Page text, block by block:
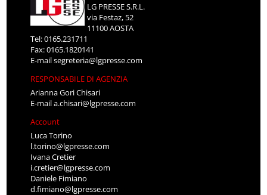
LG PRESSE S.R.L.
via Festaz, 52
11100 AOSTA
Tel: 0165.231711
Fax: 0165.1820141
E-mailsegreteria@lgpresse.com
RESPONSABILE DI AGENZIA
Arianna Gori Chisari
E-maila.chisari@lgpresse.com
Account
Luca Torino
l.torino@lgpresse.com
Ivana Cretier
i.cretier@lgpresse.com
Daniele Fimiano
d.fimiano@lgpresse.com